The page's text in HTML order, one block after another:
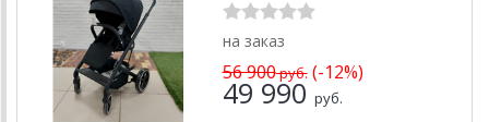
на заказ
56 900руб.(-12%)
49 990руб.